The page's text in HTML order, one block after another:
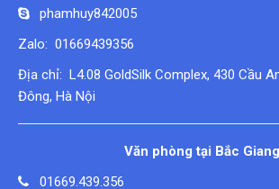
phamhuy842005
Zalo: 01669439356
Địa chỉ: L4.08 GoldSilk Complex, 430 Cầu
Đông, Hà Nội
Văn phòng tại Bắc Giang
01669.439.356